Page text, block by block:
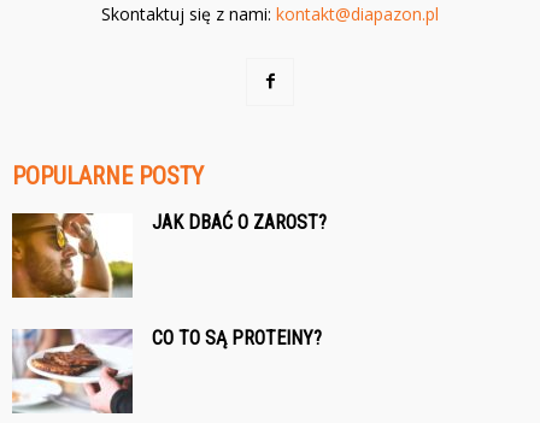
Skontaktuj się z nami: kontakt@diapazon.pl
POPULARNE POSTY
JAK DBAĆ O ZAROST?
CO TO SĄ PROTEINY?